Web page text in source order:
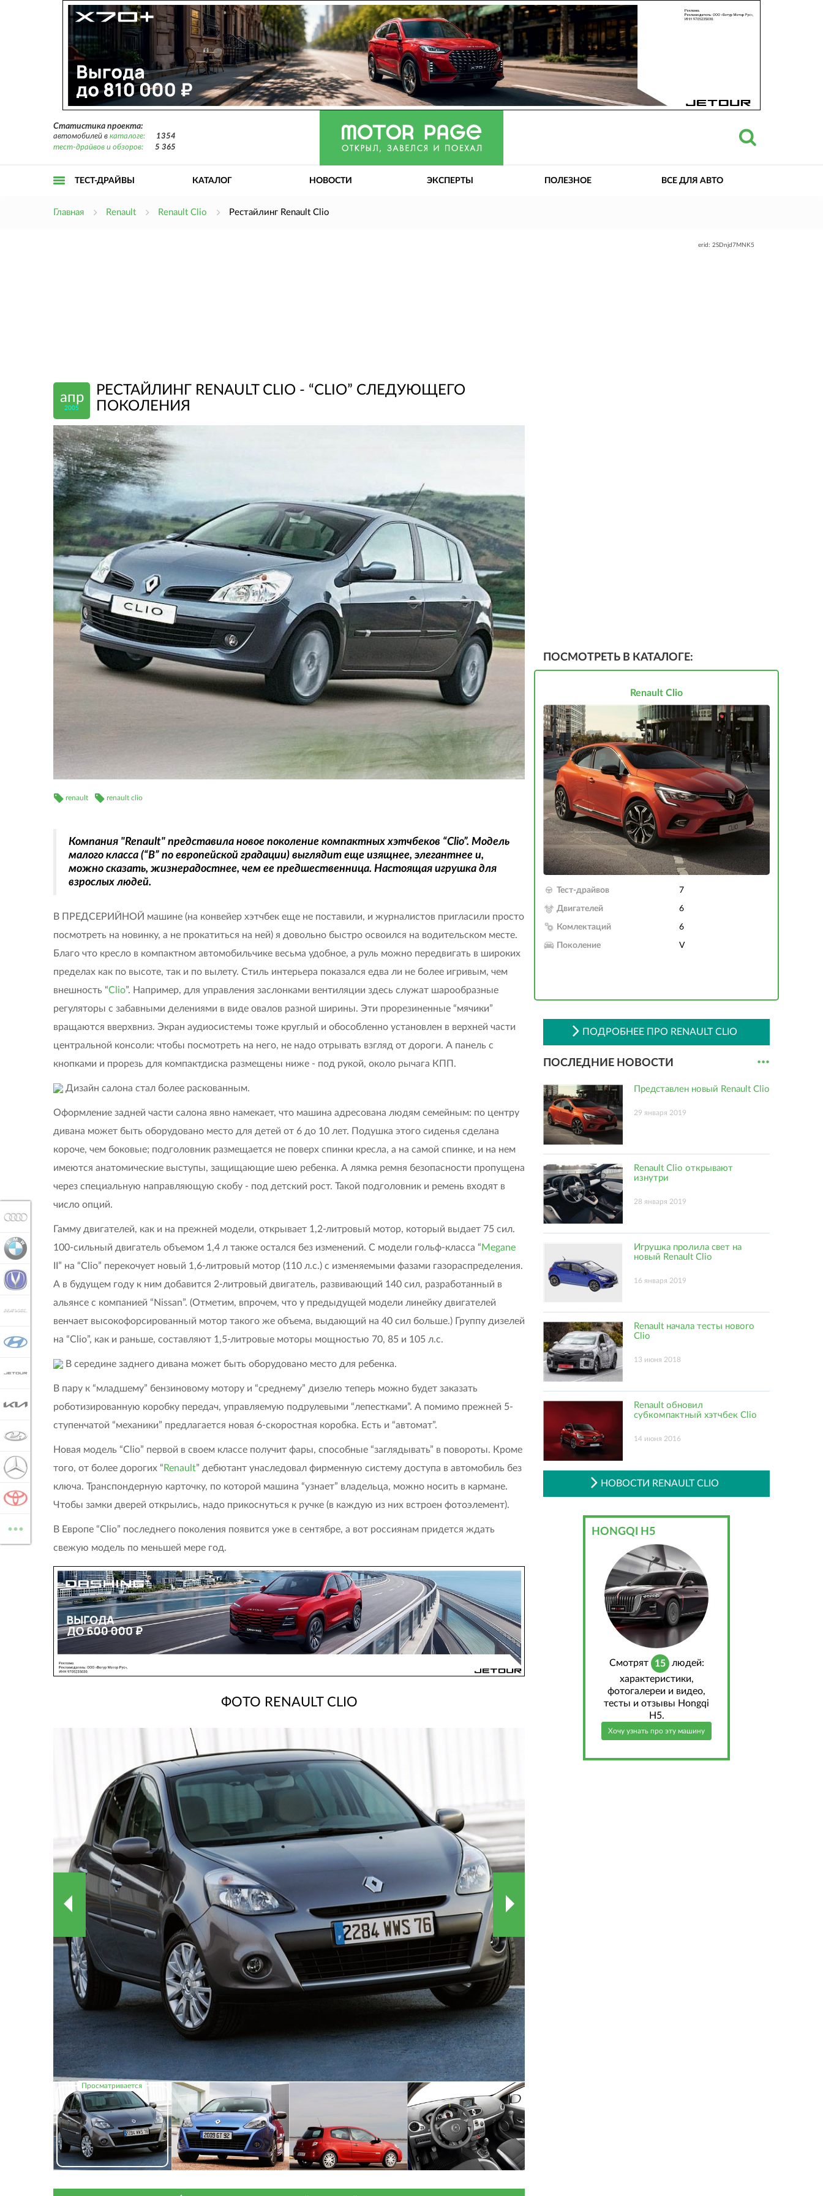
Статистика проекта:
автомобилей в каталоге:
1354
тест-драйвов и обзоров:
5 365
ТЕСТ-ДРАЙВЫ КАТАЛОГ НОВОСТИ ЭКСПЕРТЫ ПОЛЕЗНОЕ ВСЕ ДЛЯ АВТО
Главная Renault Renault Clio Рестайлинг Renault Clio
erid: 2SDnjd7MNK5
апр
2005
РЕСТАЙЛИНГ RENAULT CLIO - “CLIO” СЛЕДУЮЩЕГО
ПОКОЛЕНИЯ
renault renault clio
Компания "Renault" представила новое поколение компактных хэтчбеков “Clio”. Модель
малого класса (“В” по европейской градации) выглядит еще изящнее, элегантнее и,
можно сказать, жизнерадостнее, чем ее предшественница. Настоящая игрушка для
взрослых людей.
В ПРЕДСЕРИЙНОЙ машине (на конвейер хэтчбек еще не поставили, и журналистов пригласили просто
посмотреть на новинку, а не прокатиться на ней) я довольно быстро освоился на водительском месте.
Благо что кресло в компактном автомобильчике весьма удобное, а руль можно передвигать в широких
пределах как по высоте, так и по вылету. Стиль интерьера показался едва ли не более игривым, чем
внешность “Clio”. Например, для управления заслонками вентиляции здесь служат шарообразные
регуляторы с забавными делениями в виде овалов разной ширины. Эти прорезиненные “мячики”
вращаются вверхвниз. Экран аудиосистемы тоже круглый и обособленно установлен в верхней части
центральной консоли: чтобы посмотреть на него, не надо отрывать взгляд от дороги. А панель с
кнопками и прорезь для компактдиска размещены ниже - под рукой, около рычага КПП.
Дизайн салона стал более раскованным.
Оформление задней части салона явно намекает, что машина адресована людям семейным: по центру
дивана может быть оборудовано место для детей от 6 до 10 лет. Подушка этого сиденья сделана
короче, чем боковые; подголовник размещается не поверх спинки кресла, а на самой спинке, и на нем
имеются анатомические выступы, защищающие шею ребенка. А лямка ремня безопасности пропущена
через специальную направляющую скобу - под детский рост. Такой подголовник и ремень входят в
число опций.
Гамму двигателей, как и на прежней модели, открывает 1,2-литровый мотор, который выдает 75 сил.
100-сильный двигатель объемом 1,4 л также остался без изменений. С модели гольф-класса “Megane
II” на “Clio” перекочует новый 1,6-литровый мотор (110 л.с.) с изменяемыми фазами газораспределения.
А в будущем году к ним добавится 2-литровый двигатель, развивающий 140 сил, разработанный в
альянсе с компанией “Nissan”. (Отметим, впрочем, что у предыдущей модели линейку двигателей
венчает высокофорсированный мотор такого же объема, выдающий на 40 сил больше.) Группу дизелей
на “Clio”, как и раньше, составляют 1,5-литровые моторы мощностью 70, 85 и 105 л.с.
В середине заднего дивана может быть оборудовано место для ребенка.
В пару к “младшему” бензиновому мотору и “среднему” дизелю теперь можно будет заказать
роботизированную коробку передач, управляемую подрулевыми “лепестками”. А помимо прежней 5-
ступенчатой “механики” предлагается новая 6-скоростная коробка. Есть и “автомат”.
Новая модель “Clio” первой в своем классе получит фары, способные “заглядывать” в повороты. Кроме
того, от более дорогих “Renault” дебютант унаследовал фирменную систему доступа в автомобиль без
ключа. Транспондерную карточку, по которой машина “узнает” владельца, можно носить в кармане.
Чтобы замки дверей открылись, надо прикоснуться к ручке (в каждую из них встроен фотоэлемент).
В Европе “Clio” последнего поколения появится уже в сентябре, а вот россиянам придется ждать
свежую модель по меньшей мере год.
ФОТО RENAULT CLIO
ПОСМОТРЕТЬ В КАТАЛОГЕ:
Renault Clio
Тест-драйвов 7
Двигателей 6
Комлектаций 6
Поколение V
ПОДРОБНЕЕ ПРО RENAULT CLIO
ПОСЛЕДНИЕ НОВОСТИ ...
Представлен новый Renault Clio
29 января 2019
Renault Clio открывают
изнутри
28 января 2019
Игрушка пролила свет на
новый Renault Clio
16 января 2019
Renault начала тесты нового
Clio
13 июня 2018
Renault обновил
субкомпактный хэтчбек Clio
14 июня 2016
НОВОСТИ RENAULT CLIO
HONGQI H5
Cмотрят 15 людей:
характеристики,
фотогалереи и видео,
тесты и отзывы Hongqi
H5.
Хочу узнать про эту машину
BMW
CHANGAN
HYUNDAI
MERCEDES-BENZ
... ВСЕ МАРКИ